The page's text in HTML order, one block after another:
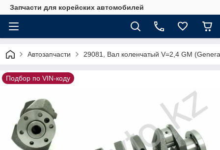
Запчасти для корейских автомобилей
Автозапчасти 29081, Вал коленчатый V=2,4 GM
Подбор по VIN-коду